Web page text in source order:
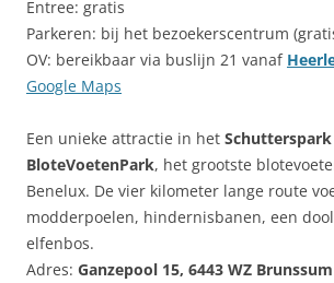
Entree: gratis
Parkeren: bij het bezoekerscentrum
OV: bereikbaar via buslijn 21 vanaf
Google Maps
Een unieke attractie in het Schutterspark
BloteVoetenPark, het grootste
Benelux. De vier kilometer lange route
modderpoelen, hindernisbanen, een
elfenbos.
Adres: Ganzepool 15, 6443 WZ Brunssum